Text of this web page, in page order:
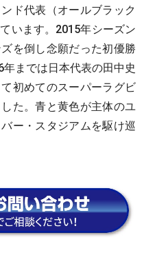
ド代表（オールブラック
います。2015年シーズン
を倒し念願だった初優勝
までは日本代表の田中史
初めてのスーパーラグビ
た。青と黄色が主体のユ
ー・スタジアムを駆け巡